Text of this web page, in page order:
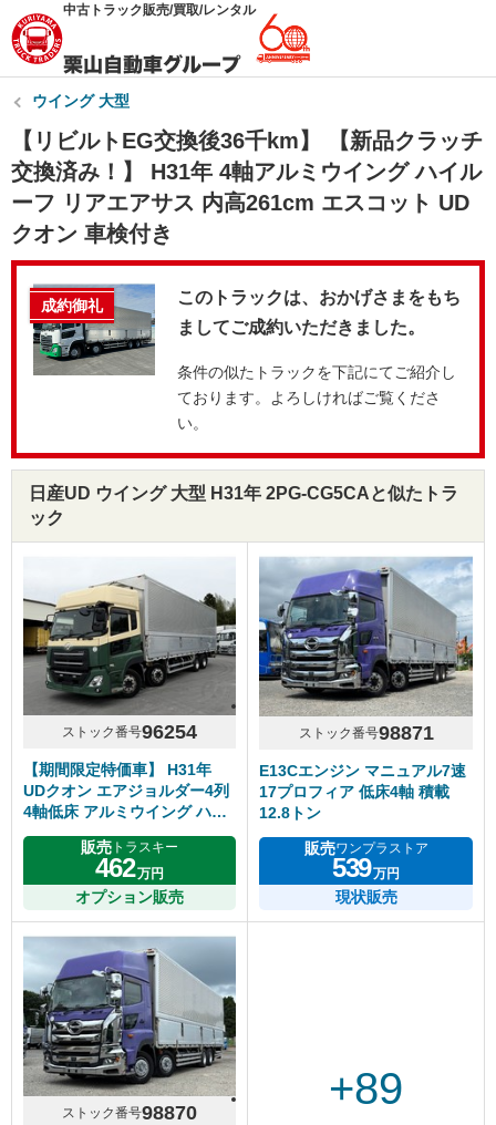
中古トラック販売/買取/レンタル
ウイング 大型
【リビルトEG交換後36千km】 【新品クラッチ
交換済み！】 H31年 4軸アルミウイング ハイル
ーフ リアエアサス 内高261cm エスコット UD
クオン 車検付き
成約御礼
このトラックは、おかげさまをもち
ましてご成約いただきました。
条件の似たトラックを下記にてご紹介し
ております。よろしければご覧くださ
い。
日産UD ウイング 大型 H31年 2PG-CG5CAと似たトラ
ック
ストック番号96254
【期間限定特価車】 H31年
UDクオン エアジョルダー4列
4軸低床 アルミウイング ハイ
ルーフ リアエアサス アルミホ
イール エスコット
販売 トラスキー
462万円
オプション販売
ストック番号98871
E13Cエンジン マニュアル7速
17プロフィア 低床4軸 積載
12.8トン
販売ワンプラストア
539万円
現状販売
ストック番号98870
+89